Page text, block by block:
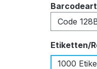
Barcodeart
Etiketten/
1000